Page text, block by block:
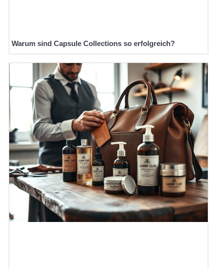
Warum sind Capsule Collections so erfolgreich?